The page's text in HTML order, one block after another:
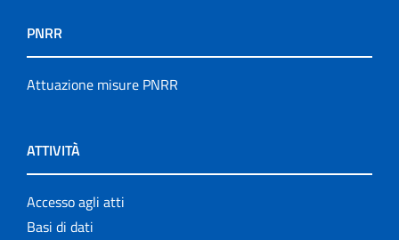
PNRR
Attuazione misure PNRR
ATTIVITÀ
Accesso agli atti
Basi di dati